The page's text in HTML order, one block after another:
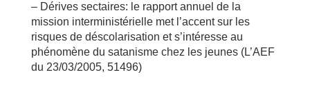
– Dérives sectaires: le rapport annuel de la
mission interministérielle met l’accent sur les
risques de déscolarisation et s’intéresse au
phénomène du satanisme chez les jeunes (L’AEF
du 23/03/2005, 51496)